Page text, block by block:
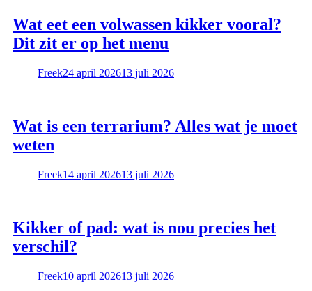
Wat eet een volwassen kikker vooral?
Dit zit er op het menu
Freek24 april 202613 juli 2026
Wat is een terrarium? Alles wat je moet
weten
Freek14 april 202613 juli 2026
Kikker of pad: wat is nou precies het
verschil?
Freek10 april 202613 juli 2026